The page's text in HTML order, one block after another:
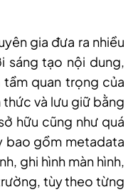
gia đưa ra nhiều
sáng tạo nội dung,
tầm quan trọng của
và lưu giữ bằng
hữu cũng như quá
bao gồm metadata
ghi hình màn hình,
tùy theo từng